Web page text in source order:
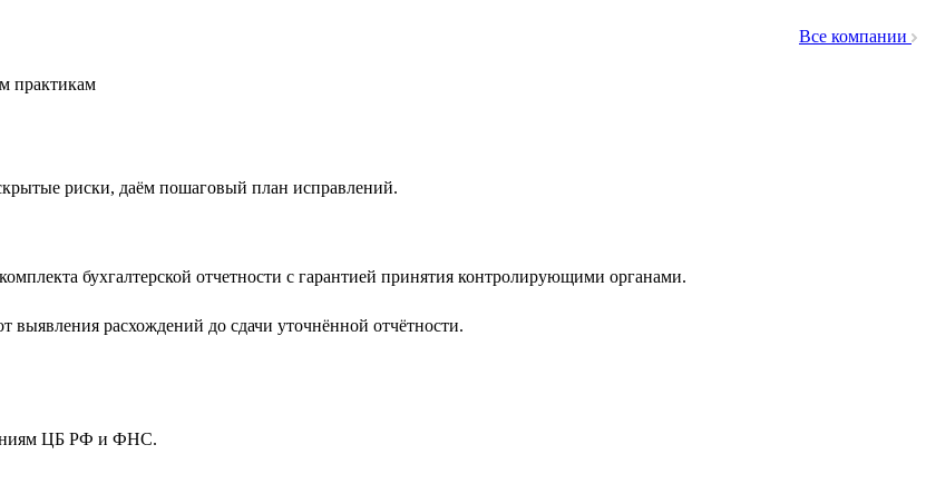
Все компании
практикам
риски, даём пошаговый план исправлений.
бухгалтерской отчетности с гарантией принятия контролирующими органами.
расхождений до сдачи уточнённой отчётности.
ЦБ РФ и ФНС.